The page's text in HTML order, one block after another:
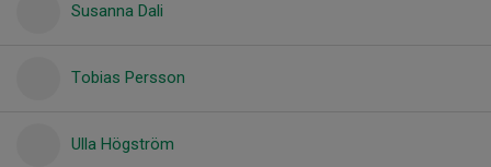
Susanna Dali
Tobias Persson
Ulla Högström